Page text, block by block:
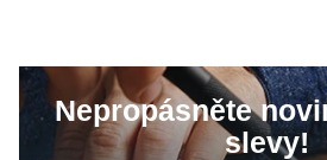
Nepropásněte
slevy!